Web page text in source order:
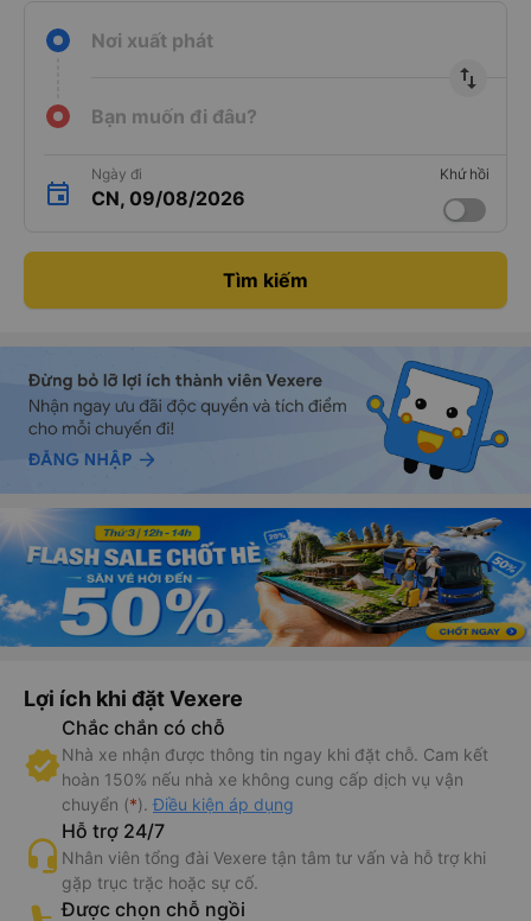
Nơi xuất phát
import_export
Bạn muốn đi đâu?
Ngày đi
CN, 09/08/2026
Khứ hồi
Tìm kiếm
Lợi ích khi đặt Vexere
Chắc chắn có chỗ
Nhà xe nhận được thông tin ngay khi đặt chỗ. Cam kết
hoàn 150% nếu nhà xe không cung cấp dịch vụ vận
chuyển (*). Điều kiện áp dụng
Hỗ trợ 24/7
Nhân viên tổng đài Vexere tận tâm tư vấn và hỗ trợ khi
gặp trục trặc hoặc sự cố.
Được chọn chỗ ngồi